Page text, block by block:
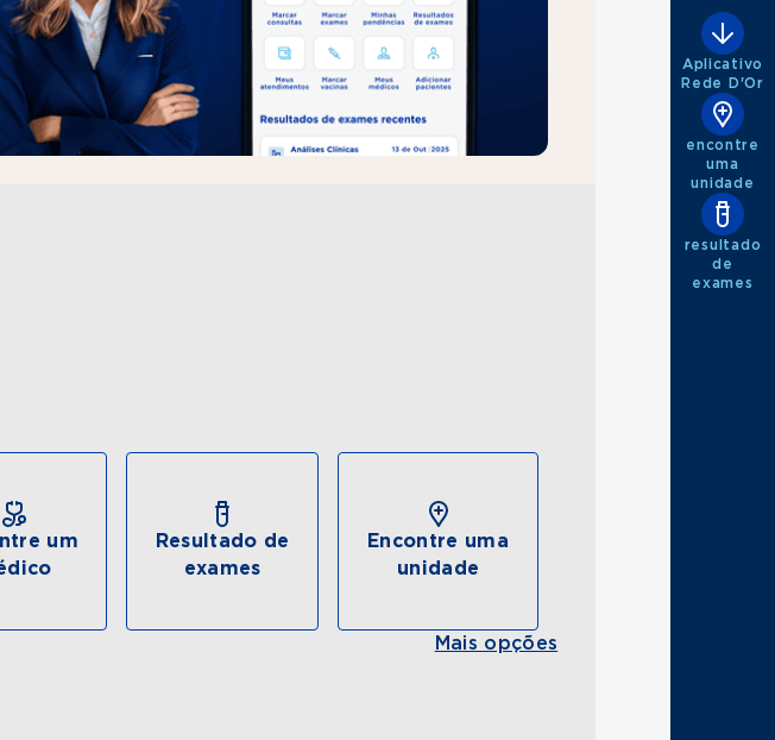
um
Resultado de
exames
Encontre uma
unidade
Mais opções
Aplicativo
Rede D'Or
encontre
uma
unidade
resultado
de
exames